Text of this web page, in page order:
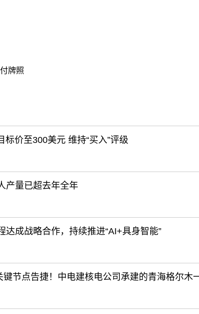
牌照
价至300美元 维持“买入”评级
产量已超去年全年
成战略合作，持续推进“AI+具身智能”